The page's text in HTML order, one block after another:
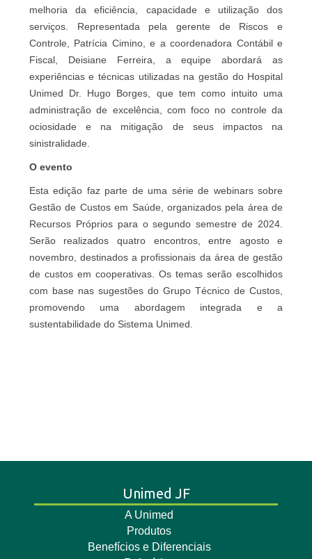
melhoria da eficiência, capacidade e utilização dos
serviços. Representada pela gerente de Riscos e
Controle, Patrícia Cimino, e a coordenadora Contábil e
Fiscal, Deisiane Ferreira, a equipe abordará as
experiências e técnicas utilizadas na gestão do Hospital
Unimed Dr. Hugo Borges, que tem como intuito uma
administração de excelência, com foco no controle da
ociosidade e na mitigação de seus impactos na
sinistralidade.
O evento
Esta edição faz parte de uma série de webinars sobre
Gestão de Custos em Saúde, organizados pela área de
Recursos Próprios para o segundo semestre de 2024.
Serão realizados quatro encontros, entre agosto e
novembro, destinados a profissionais da área de gestão
de custos em cooperativas. Os temas serão escolhidos
com base nas sugestões do Grupo Técnico de Custos,
promovendo uma abordagem integrada e a
sustentabilidade do Sistema Unimed.
Unimed JF
A Unimed
Produtos
Benefícios e Diferenciais